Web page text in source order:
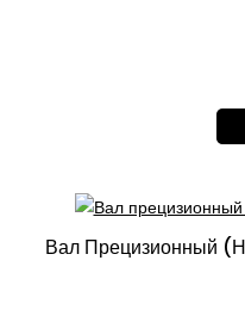
Вал Прецизионный